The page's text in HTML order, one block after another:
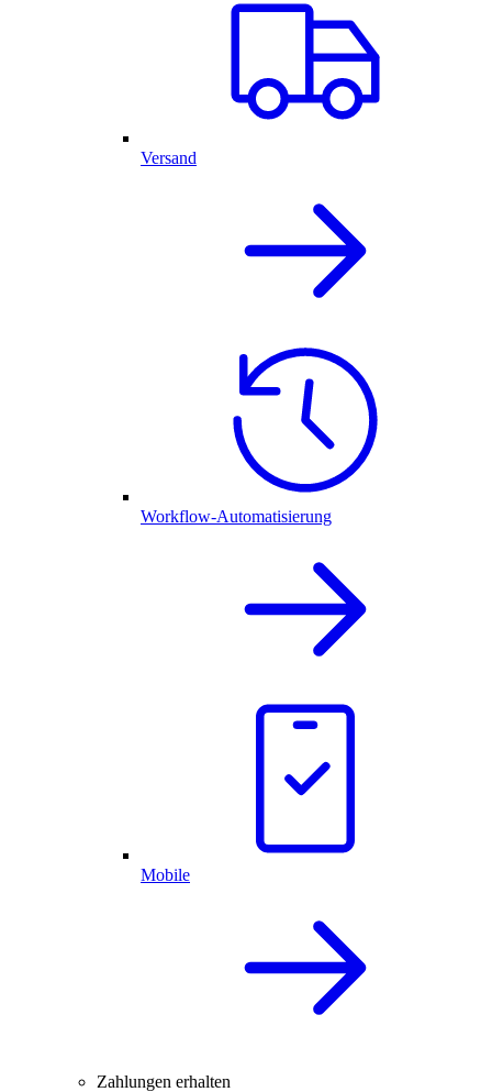
Versand
Workflow-Automatisierung
Mobile
Zahlungen erhalten